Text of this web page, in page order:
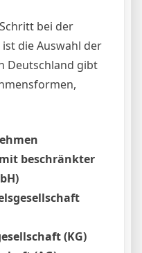
bei der
die Auswahl der
Deutschland gibt
beschränkter
(KG)